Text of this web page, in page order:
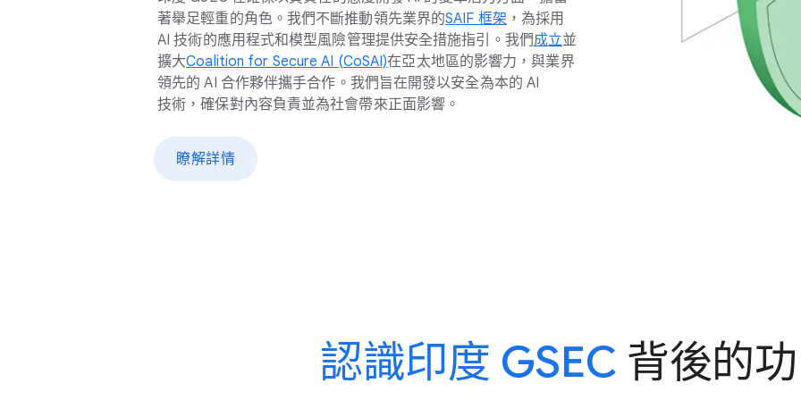
著舉足​輕重​的​角色。​我們​不斷​推動​領先​業界​的SAI​F 框​架 ，​為​採用
AI 技術​的​應用​程式​和​模型​風險​管理​提供​安全​措施​指引。​我們成立並​
擴大Coalition for Secure AI (CoSAI)在​亞太​地區​的​影響力，​與​業界​
領先​的 A​I 合作​夥伴​攜手​合作。​我們​旨​在​開發​以​安全​為​本​的 A​I
技術，​確保​對​內容​負責​並​為​社會​帶來​正面​影響。
瞭解​詳情
認識​印度 G​SEC 背​後​的​